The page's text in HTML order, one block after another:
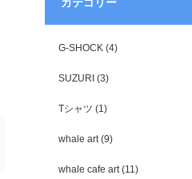
G-SHOCK (4)
SUZURI (3)
Tシャツ (1)
whale art(9)
whale cafe art(11)